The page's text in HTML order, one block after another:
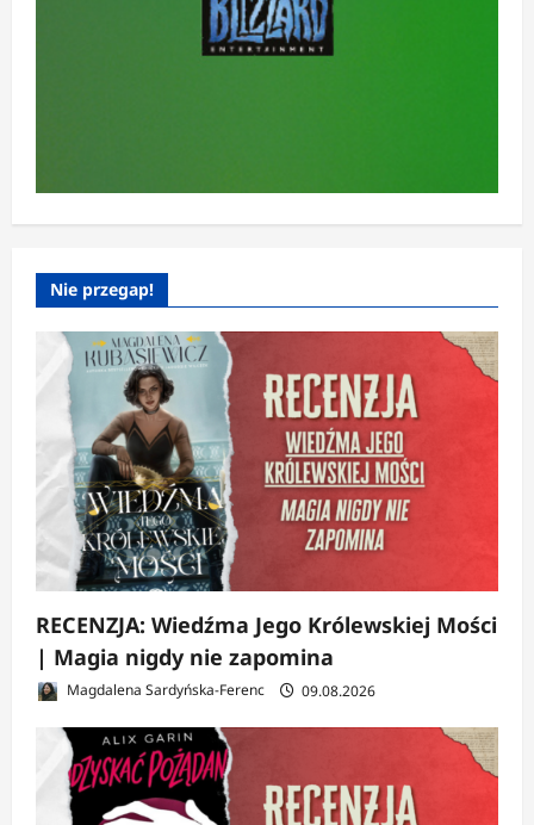
Nie przegap!
RECENZJA: Wiedźma Jego Królewskiej Mości
| Magia nigdy nie zapomina
Magdalena Sardyńska-Ferenc 09.08.2026